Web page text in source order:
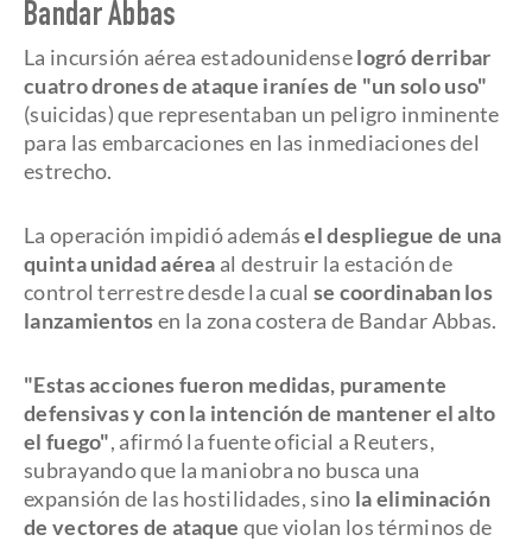
Bandar Abbas
La incursión aérea estadounidenselogró derribar
cuatro drones de ataque iraníesde "un solo uso"
(suicidas) que representaban un peligro inminente
para las embarcaciones en las inmediaciones del
estrecho.
La operación impidió ademásel despliegue de una
quinta unidad aérea al destruir la estación de
control terrestre desde la cual se coordinaban los
lanzamientosen la zona costera de Bandar Abbas.
"Estas acciones fueron medidas, puramente
defensivas y con la intención de mantener el alto
el fuego", afirmó la fuente oficial a Reuters,
subrayando que la maniobra no busca una
expansión de las hostilidades, sino la eliminación
de vectores de ataque que violan los términos de